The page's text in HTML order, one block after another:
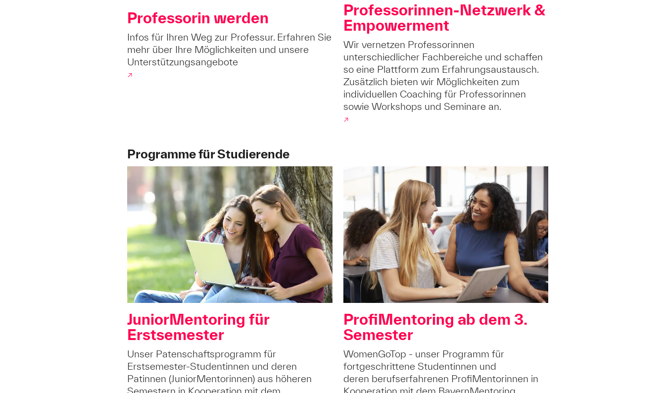
Professorin werden
Infos für Ihren Weg zur Professur. Erfahren Sie
mehr über Ihre Möglichkeiten und unsere
Unterstützungsangebote
↗
Professorinnen-Netzwerk &
Empowerment
Wir vernetzen Professorinnen
unterschiedlicher Fachbereiche und schaffen
so eine Plattform zum Erfahrungsaustausch.
Zusätzlich bieten wir Möglichkeiten zum
individuellen Coaching für Professorinnen
sowie Workshops und Seminare an.
↗
Programme für Studierende
JuniorMentoring für
Erstsemester
Unser Patenschaftsprogramm für
Erstsemester-Studentinnen und deren
Patinnen (JuniorMentorinnen) aus höheren
Semestern in Kooperation mit dem
ProfiMentoring ab dem 3.
Semester
WomenGoTop - unser Programm für
fortgeschrittene Studentinnen und
deren berufserfahrenen ProfiMentorinnen in
Kooperation mit dem BayernMentoring